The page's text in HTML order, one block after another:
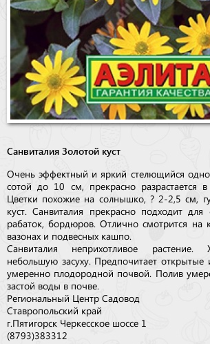
Санвиталия Золотой куст
Очень эффектный и яркий стелющийся
сотой до 10 см, прекрасно разрастается
Цветки похожие на солнышко, ? 2-2,5 см,
куст. Санвиталия прекрасно подходит для
рабаток, бордюров. Отлично смотрится на
вазонах и подвесных кашпо.
Санвиталия неприхотливое растение.
небольшую засуху. Предпочитает открытые
умеренно плодородной почвой. Полив
застой воды в почве.
Региональный Центр Садовод
Ставропольский край
г.Пятигорск Черкесское шоссе 1
(8793)383312